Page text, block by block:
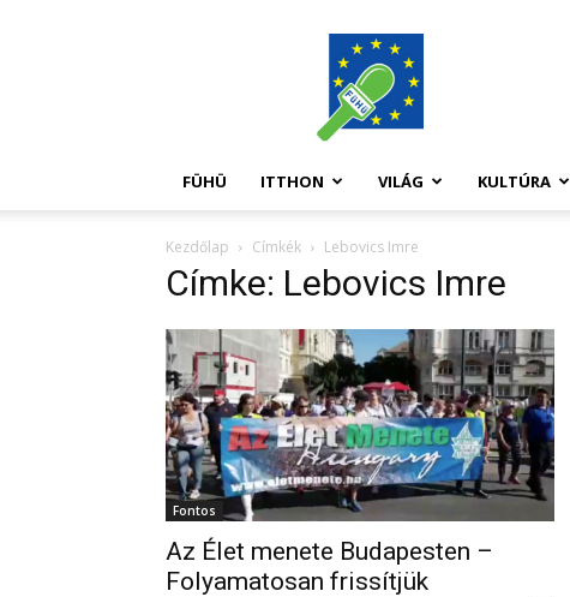
FüHü
FÜHÜ ITTHON VILÁG KULTÚRA
Kezdőlap Címkék Lebovics Imre
Címke: Lebovics Imre
Fontos
Az Élet menete Budapesten –
Folyamatosan frissítjük